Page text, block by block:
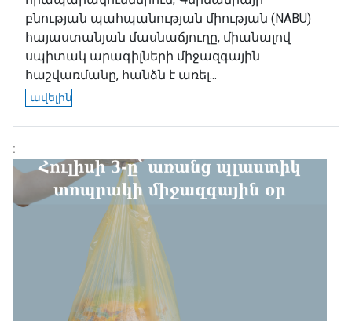
բնության պահպանության միության (NABU)
հայաստանյան մասնաճյուղը, միանալով
սպիտակ արագիլների միջազգային
հաշվառմանը, հանձն է առել...
ավելին